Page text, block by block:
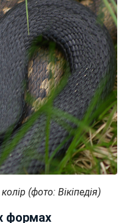
(фото: Вікіпедія)
формах